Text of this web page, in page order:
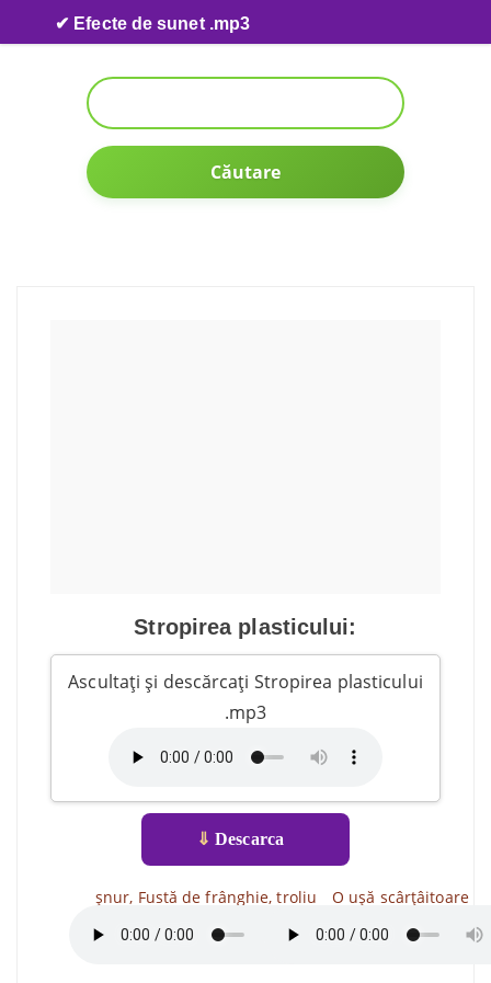
Skip to content
✔ Efecte de sunet .mp3
Căutare
Stropirea plasticului:
Ascultați și descărcați Stropirea plasticului
.mp3
⇓ Descarca
șnur, Fustă de frânghie, troliu O ușă scârțâitoare